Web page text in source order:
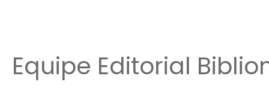
Equipe Editorial